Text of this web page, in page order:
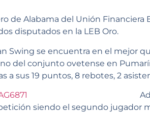
de Alabama del Unión
disputados en la LEB Oro.
Swing se encuentra en el mejor
del conjunto ovetense en
a sus 19 puntos, 8 rebotes, 2
siendo el segundo jugador